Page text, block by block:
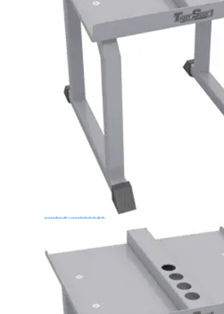
Xe Đạp Tập Thể Dục
Xe đạp ngồi có tựa lưng
Máy Trượt Tuyết
Máy Chèo Thuyền
Máy Leo Cầu Thang
Máy Rung Bụng
Máy tập phục hồi chức năng
Thiết Bị Phòng Gym chuyên dụng
Máy Khối Tập Với Cáp
Máy khối đa năng
Robot
Ghế Tập Đa Năng
Khung Tập Tạ Rời
Dàn Tập Thể Lực 360
Máy tập Home Gym
Dụng Cụ Tập Gym
Giàn Tạ Đa Năng
Ghế Tập Bụng
Ghế Tập Tạ
Dụng Cụ Tập Thể Lực
Thiết Bị Massage
Dụng cụ Massage
Cardio Spirit
Máy chạy bộ Spirit
Xe đạp ngồi có tựa lưng Spirit
Máy tập phục hồi chức năng Spirit